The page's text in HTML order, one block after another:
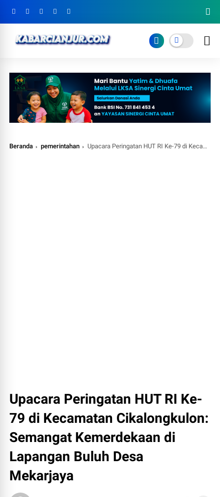
Beranda pemerintahan Upacara Peringatan HUT RI Ke-79 di Kecamatan Cikalongkulon: Semangat Kemerdekaan di Lapangan Buluh Desa Mekarjaya
Upacara Peringatan HUT RI Ke-
79 di Kecamatan Cikalongkulon:
Semangat Kemerdekaan di
Lapangan Buluh Desa
Mekarjaya